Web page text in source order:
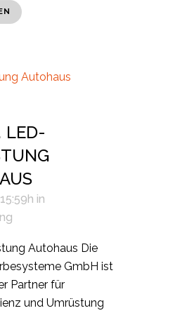
LED-
in
Autohaus Die
GmbH ist
Partner für
und Umrüstung